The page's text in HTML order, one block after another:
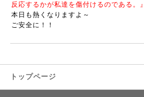
反応するかが私達を傷付けるのである。』
本日も熱くなりますよ～
ご安全に！！
トップページ